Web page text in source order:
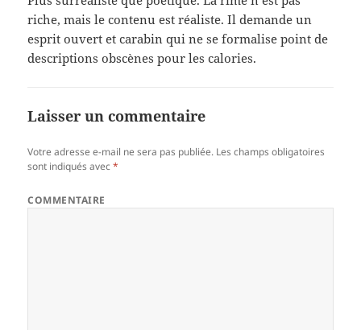
riche, mais le contenu est réaliste. Il demande un
esprit ouvert et carabin qui ne se formalise point de
descriptions obscènes pour les calories.
Laisser un commentaire
Votre adresse e-mail ne sera pas publiée. Les champs obligatoires
sont indiqués avec*
COMMENTAIRE